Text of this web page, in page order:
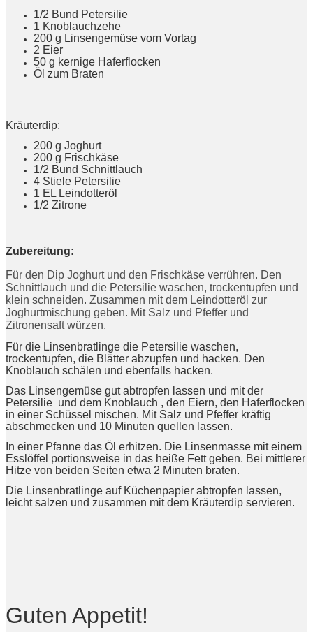
1/2 Bund Petersilie
1 Knoblauchzehe
200 g Linsengemüse vom Vortag
2 Eier
50 g kernige Haferflocken
Öl zum Braten
Kräuterdip:
200 g Joghurt
200 g Frischkäse
1/2 Bund Schnittlauch
4 Stiele Petersilie
1 EL Leindotteröl
1/2 Zitrone
Zubereitung:
Für den Dip Joghurt und den Frischkäse verrühren. Den
Schnittlauch und die Petersilie waschen, trockentupfen und
klein schneiden. Zusammen mit dem Leindotteröl zur
Joghurtmischung geben. Mit Salz und Pfeffer und
Zitronensaft würzen.
Für die Linsenbratlinge die Petersilie waschen,
trockentupfen, die Blätter abzupfen und hacken. Den
Knoblauch schälen und ebenfalls hacken.
Das Linsengemüse gut abtropfen lassen und mit der
Petersilie und dem Knoblauch , den Eiern, den Haferflocken
in einer Schüssel mischen. Mit Salz und Pfeffer kräftig
abschmecken und 10 Minuten quellen lassen.
In einer Pfanne das Öl erhitzen. Die Linsenmasse mit einem
Esslöffel portionsweise in das heiße Fett geben. Bei mittlerer
Hitze von beiden Seiten etwa 2 Minuten braten.
Die Linsenbratlinge auf Küchenpapier abtropfen lassen,
leicht salzen und zusammen mit dem Kräuterdip servieren.
Guten Appetit!